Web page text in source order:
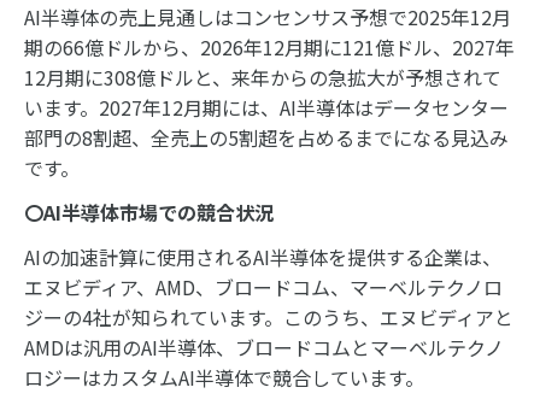
AI半導体の売上見通しはコンセンサス予想で2025年12月
期の66億ドルから、2026年12月期に121億ドル、2027年
12月期に308億ドルと、来年からの急拡大が予想されて
います。2027年12月期には、AI半導体はデータセンター
部門の8割超、全売上の5割超を占めるまでになる見込み
です。
〇AI半導体市場での競合状況
AIの加速計算に使用されるAI半導体を提供する企業は、
エヌビディア、AMD、ブロードコム、マーベルテクノロ
ジーの4社が知られています。このうち、エヌビディアと
AMDは汎用のAI半導体、ブロードコムとマーベルテクノ
ロジーはカスタムAI半導体で競合しています。